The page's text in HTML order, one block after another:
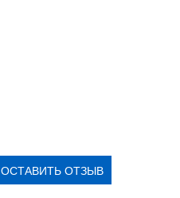
ОСТАВИТЬ ОТЗЫВ